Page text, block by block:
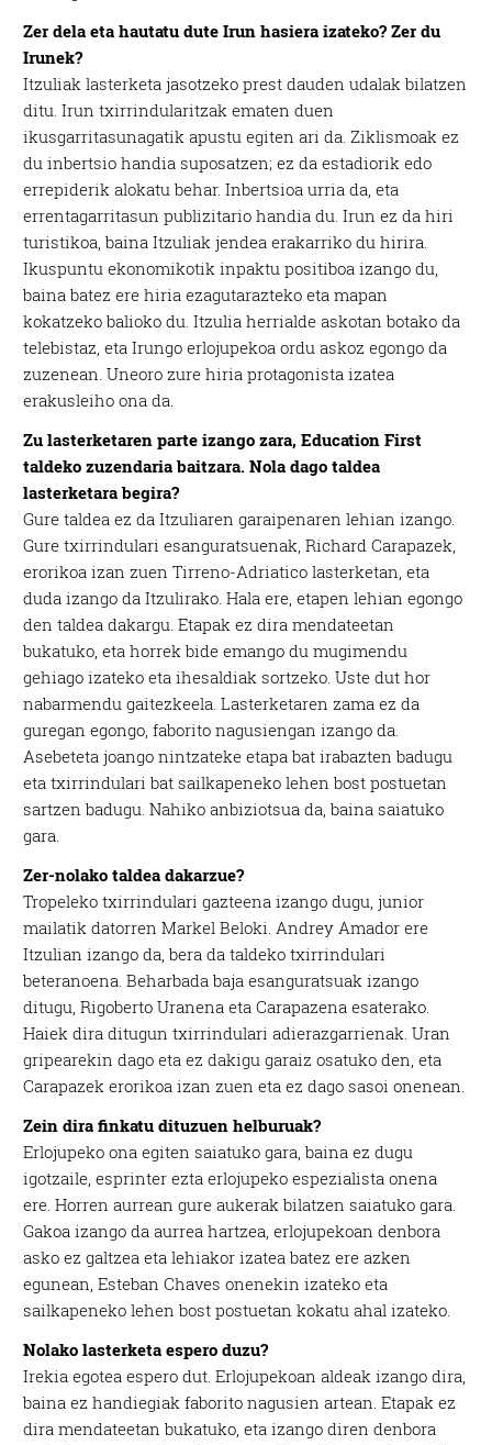
Zer dela eta hautatu dute Irun hasiera izateko? Zer du
Irunek?
Itzuliak lasterketa jasotzeko prest dauden udalak bilatzen
ditu. Irun txirrindularitzak ematen duen
ikusgarritasunagatik apustu egiten ari da. Ziklismoak ez
du inbertsio handia suposatzen; ez da estadiorik edo
errepiderik alokatu behar. Inbertsioa urria da, eta
errentagarritasun publizitario handia du. Irun ez da hiri
turistikoa, baina Itzuliak jendea erakarriko du hirira.
Ikuspuntu ekonomikotik inpaktu positiboa izango du,
baina batez ere hiria ezagutarazteko eta mapan
kokatzeko balioko du. Itzulia herrialde askotan botako da
telebistaz, eta Irungo erlojupekoa ordu askoz egongo da
zuzenean. Uneoro zure hiria protagonista izatea
erakusleiho ona da.
Zu lasterketaren parte izango zara, Education First
taldeko zuzendaria baitzara. Nola dago taldea
lasterketara begira?
Gure taldea ez da Itzuliaren garaipenaren lehian izango.
Gure txirrindulari esanguratsuenak, Richard Carapazek,
erorikoa izan zuen Tirreno-Adriatico lasterketan, eta
duda izango da Itzulirako. Hala ere, etapen lehian egongo
den taldea dakargu. Etapak ez dira mendateetan
bukatuko, eta horrek bide emango du mugimendu
gehiago izateko eta ihesaldiak sortzeko. Uste dut hor
nabarmendu gaitezkeela. Lasterketaren zama ez da
guregan egongo, faborito nagusiengan izango da.
Asebeteta joango nintzateke etapa bat irabazten badugu
eta txirrindulari bat sailkapeneko lehen bost postuetan
sartzen badugu. Nahiko anbiziotsua da, baina saiatuko
gara.
Zer-nolako taldea dakarzue?
Tropeleko txirrindulari gazteena izango dugu, junior
mailatik datorren Markel Beloki. Andrey Amador ere
Itzulian izango da, bera da taldeko txirrindulari
beteranoena. Beharbada baja esanguratsuak izango
ditugu, Rigoberto Uranena eta Carapazena esaterako.
Haiek dira ditugun txirrindulari adierazgarrienak. Uran
gripearekin dago eta ez dakigu garaiz osatuko den, eta
Carapazek erorikoa izan zuen eta ez dago sasoi onenean.
Zein dira finkatu dituzuen helburuak?
Erlojupeko ona egiten saiatuko gara, baina ez dugu
igotzaile, esprinter ezta erlojupeko espezialista onena
ere. Horren aurrean gure aukerak bilatzen saiatuko gara.
Gakoa izango da aurrea hartzea, erlojupekoan denbora
asko ez galtzea eta lehiakor izatea batez ere azken
egunean, Esteban Chaves onenekin izateko eta
sailkapeneko lehen bost postuetan kokatu ahal izateko.
Nolako lasterketa espero duzu?
Irekia egotea espero dut. Erlojupekoan aldeak izango dira,
baina ez handiegiak faborito nagusien artean. Etapak ez
dira mendateetan bukatuko, eta izango diren denbora